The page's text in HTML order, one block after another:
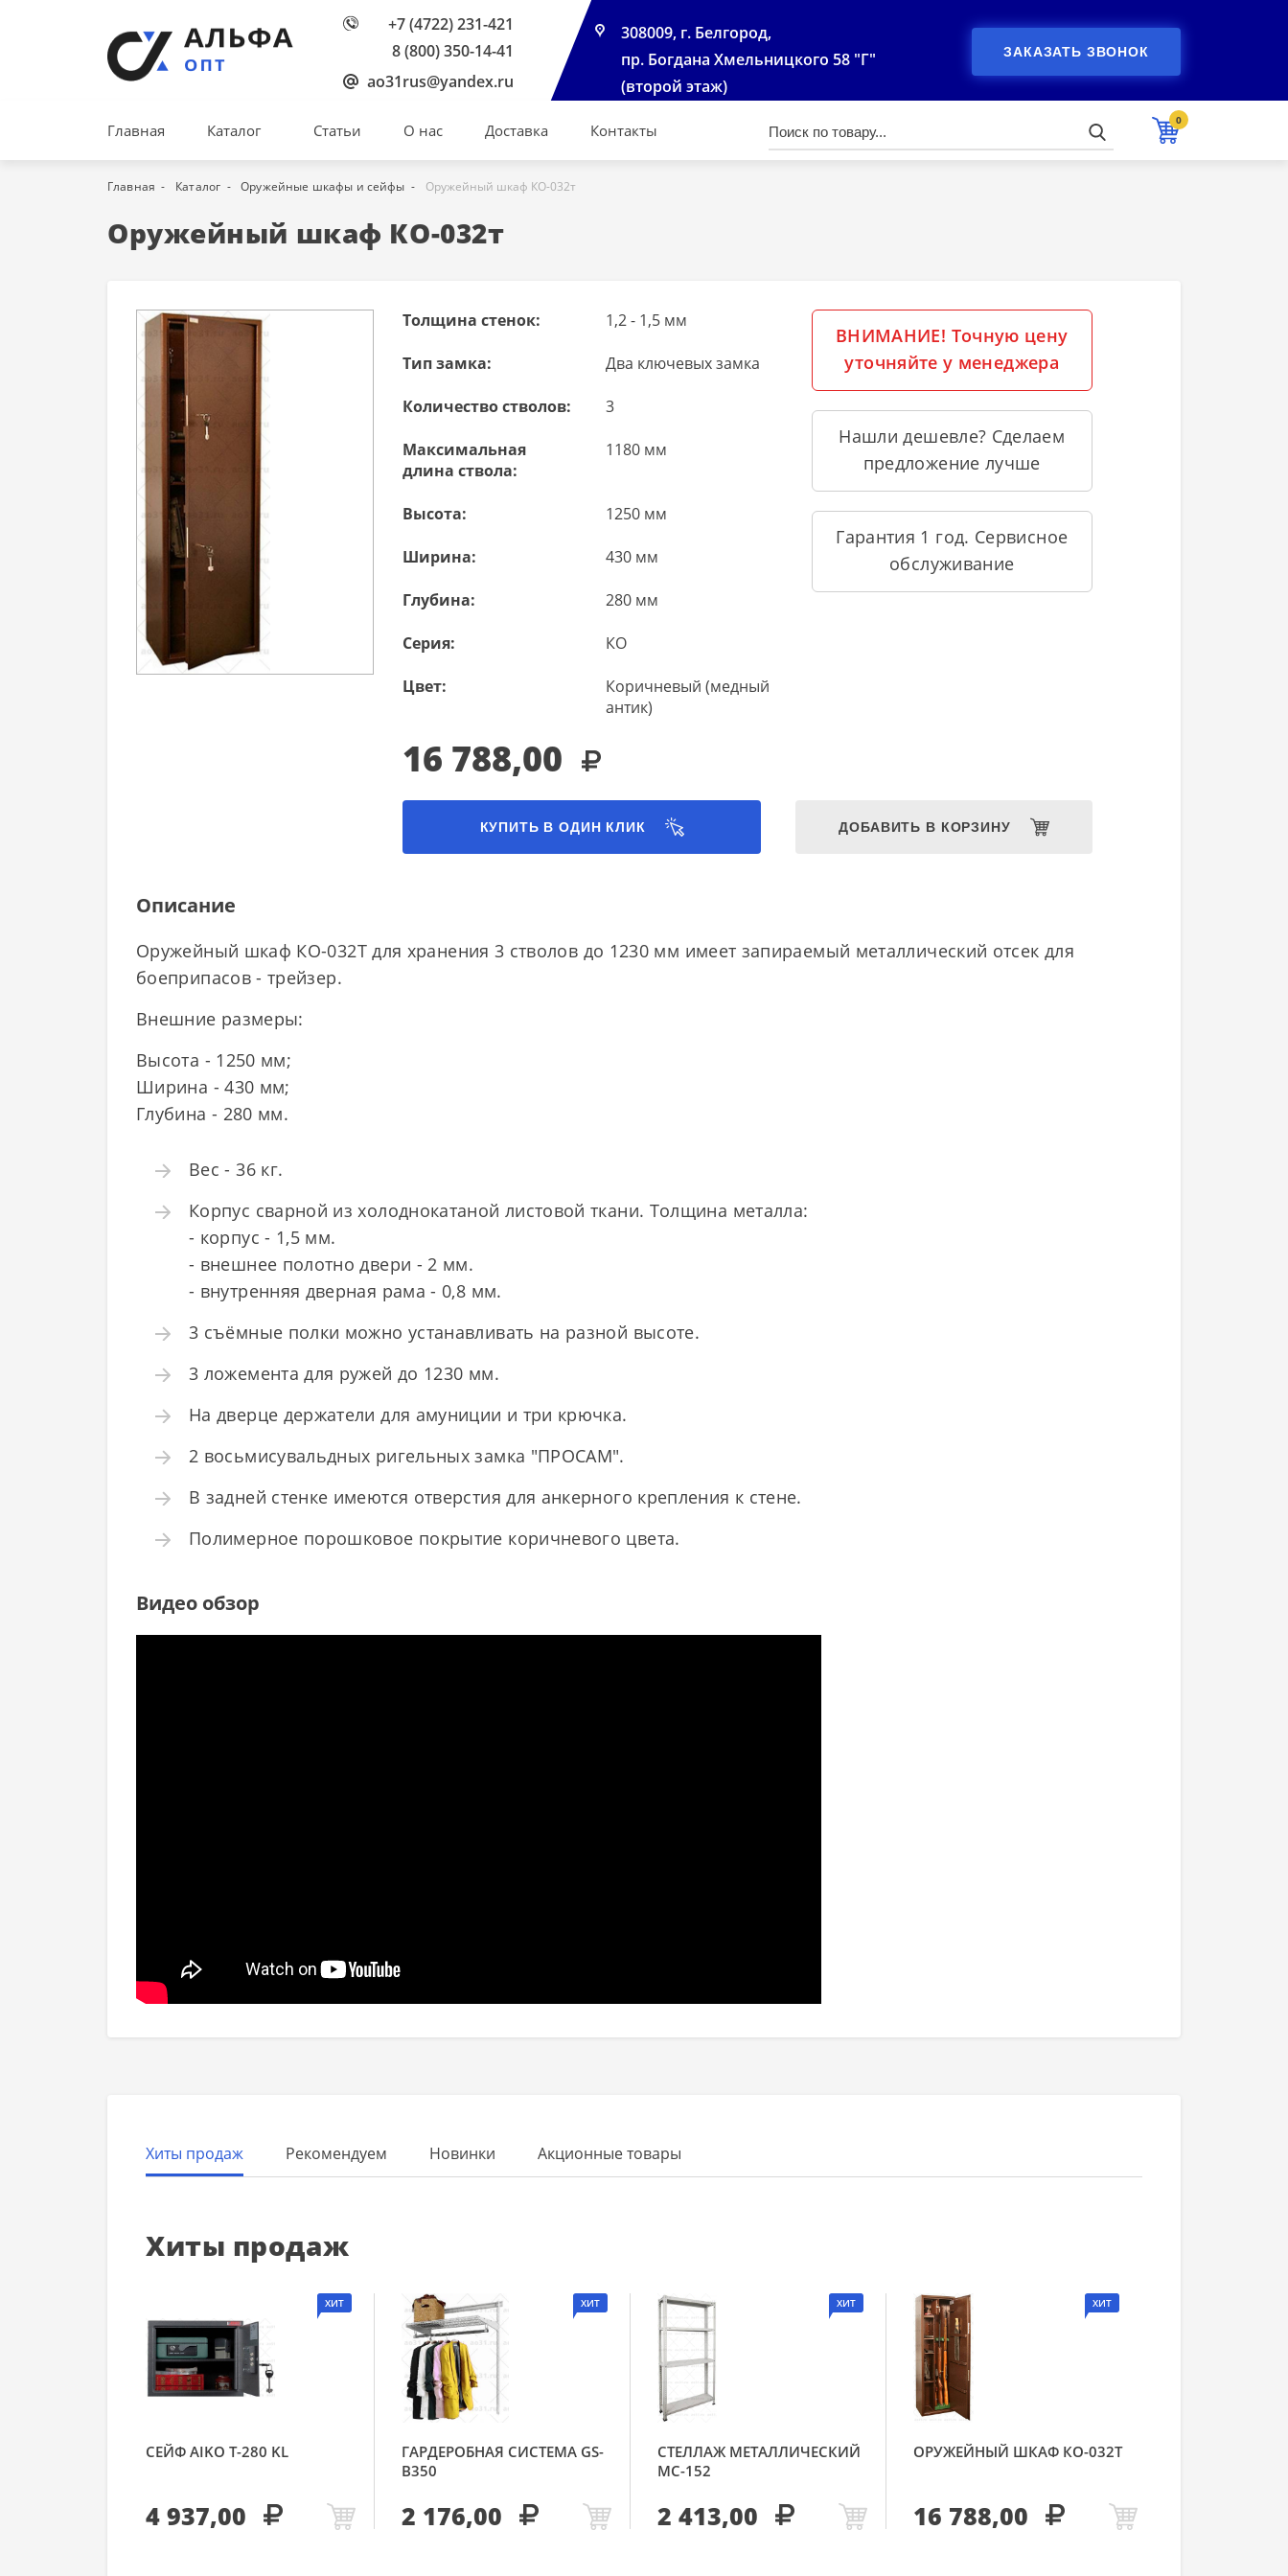
+7 (4722) 231-421
8 (800) 350-14-41
ao31rus@yandex.ru
308009, г. Белгород,
пр. Богдана Хмельницкого 58 "Г"
(второй этаж)
ЗАКАЗАТЬ ЗВОНОК
Главная Каталог Статьи О нас Доставка Контакты
0
Главная Каталог Оружейные шкафы и сейфы Оружейный шкаф КО-032т
Оружейный шкаф КО-032т
Толщина стенок: 1,2 - 1,5 мм
Тип замка: Два ключевых замка
Количество стволов: 3
Максимальная
длина ствола:
1180 мм
Высота: 1250 мм
Ширина: 430 мм
Глубина: 280 мм
Серия: КО
Цвет:
Коричневый (медный
антик)
16 788,00
ВНИМАНИЕ! Точную цену
уточняйте у менеджера
Нашли дешевле? Сделаем
предложение лучше
Гарантия 1 год. Сервисное
обслуживание
КУПИТЬ В ОДИН КЛИК ДОБАВИТЬ В КОРЗИНУ
Описание
Оружейный шкаф КО-032Т для хранения 3 стволов до 1230 мм имеет запираемый металлический отсек для
боеприпасов - трейзер.
Внешние размеры:
Высота - 1250 мм;
Ширина - 430 мм;
Глубина - 280 мм.
Вес - 36 кг.
Корпус сварной из холоднокатаной листовой ткани. Толщина металла:
- корпус - 1,5 мм.
- внешнее полотно двери - 2 мм.
- внутренняя дверная рама - 0,8 мм.
3 съёмные полки можно устанавливать на разной высоте.
3 ложемента для ружей до 1230 мм.
На дверце держатели для амуниции и три крючка.
2 восьмисувальдных ригельных замка "ПРОСАМ".
В задней стенке имеются отверстия для анкерного крепления к стене.
Полимерное порошковое покрытие коричневого цвета.
Видео обзор
Хиты продаж Рекомендуем Новинки Акционные товары
Хиты продаж
ХИТ
СЕЙФ AIKO Т-280 KL
4 937,00
ХИТ
ГАРДЕРОБНАЯ СИСТЕМА GS-
В350
2 176,00
ХИТ
СТЕЛЛАЖ МЕТАЛЛИЧЕСКИЙ
МС-152
2 413,00
ХИТ
ОРУЖЕЙНЫЙ ШКАФ КО-032Т
16 788,00